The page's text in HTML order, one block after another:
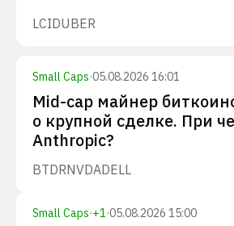
LCIDUBER
Small Caps·05.08.2026 16:01
Mid-cap майнер
о крупной сделке. При
Anthropic?
BTDRNVDADELL
Small Caps·+1·05.08.2026 15:00